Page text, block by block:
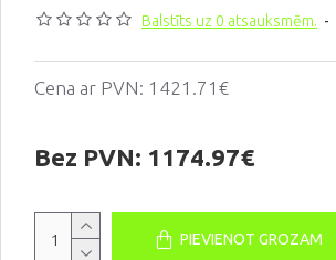
Balstīts uz 0 atsauksmēm. -
Cena ar PVN: 1421.71€
Bez PVN: 1174.97€
PIEVIENOT GROZAM